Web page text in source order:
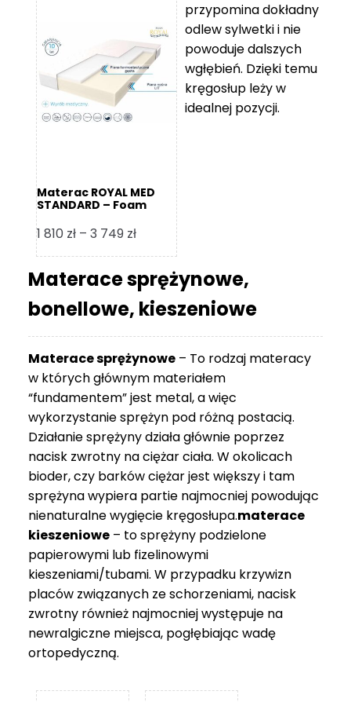
119 zł
do
11
670 zł
Materac ROYAL MED
STANDARD – Foam
1 810 zł – 3 749 złZakres
cen:
od
1
810 zł
749 zł
przypomina dokładny
odlew sylwetki i nie
powoduje dalszych
wgłębień. Dzięki temu
kręgosłup leży w
idealnej pozycji.
Materace sprężynowe,
bonellowe, kieszeniowe
Materace sprężynowe – To rodzaj materacy
w których głównym materiałem
“fundamentem” jest metal, a więc
wykorzystanie sprężyn pod różną postacią.
Działanie sprężyny działa głównie poprzez
nacisk zwrotny na ciężar ciała. W okolicach
bioder, czy barków ciężar jest większy i tam
sprężyna wypiera partie najmocniej powodując
nienaturalne wygięcie kręgosłupa.materace
kieszeniowe – to sprężyny podzielone
papierowymi lub fizelinowymi
kieszeniami/tubami. W przypadku krzywizn
placów związanych ze schorzeniami, nacisk
zwrotny również najmocniej występuje na
newralgiczne miejsca, pogłębiając wadę
ortopedyczną.